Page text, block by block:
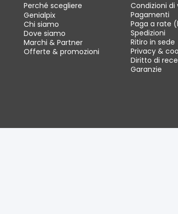
Perché scegliere
Genialpix
Chi siamo
Dove siamo
Marchi & Partner
Offerte & promozioni
Condizioni di
Pagamenti
Paga a rate
Spedizioni
Ritiro in sede
Privacy &
Diritto di
Garanzie